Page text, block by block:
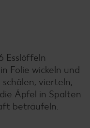
Esslöffeln
Folie wickeln und
vierteln,
Äpfel in Spalten
beträufeln.